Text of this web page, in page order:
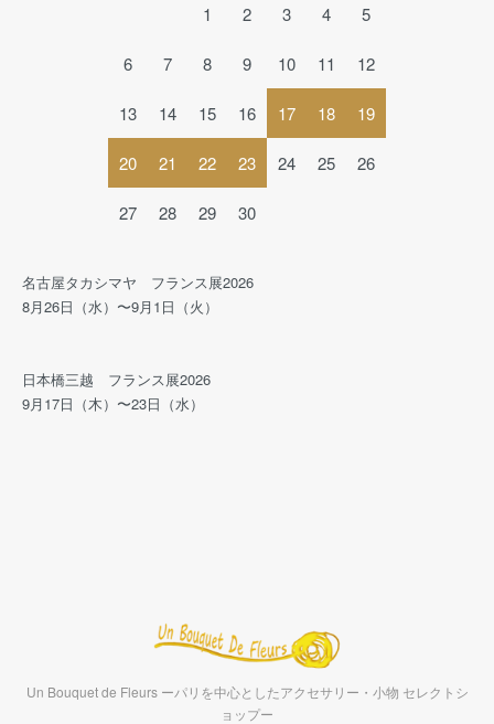
1 2 3 4 5
6 7 8 9 10 11 12
13 14 15 16 17 18 19
20 21 22 23 24 25 26
27 28 29 30
名古屋タカシマヤ フランス展2026
8月26日（水）〜9月1日（火）
日本橋三越 フランス展2026
9月17日（木）〜23日（水）
Un Bouquet de Fleurs ーパリを中心としたアクセサリー・小物 セレクトシ
ョップー